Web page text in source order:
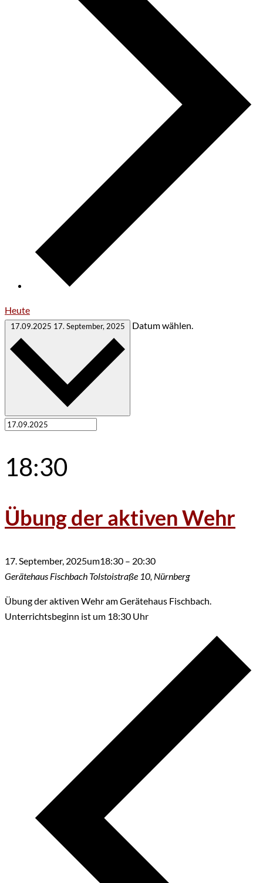
Heute
17.09.2025 17. September, 2025 Datum wählen.
18:30
Übung der aktiven Wehr
17. September, 2025um18:30 – 20:30
Gerätehaus Fischbach Tolstoistraße 10, Nürnberg
Übung der aktiven Wehr am Gerätehaus Fischbach.
Unterrichtsbeginn ist um 18:30 Uhr